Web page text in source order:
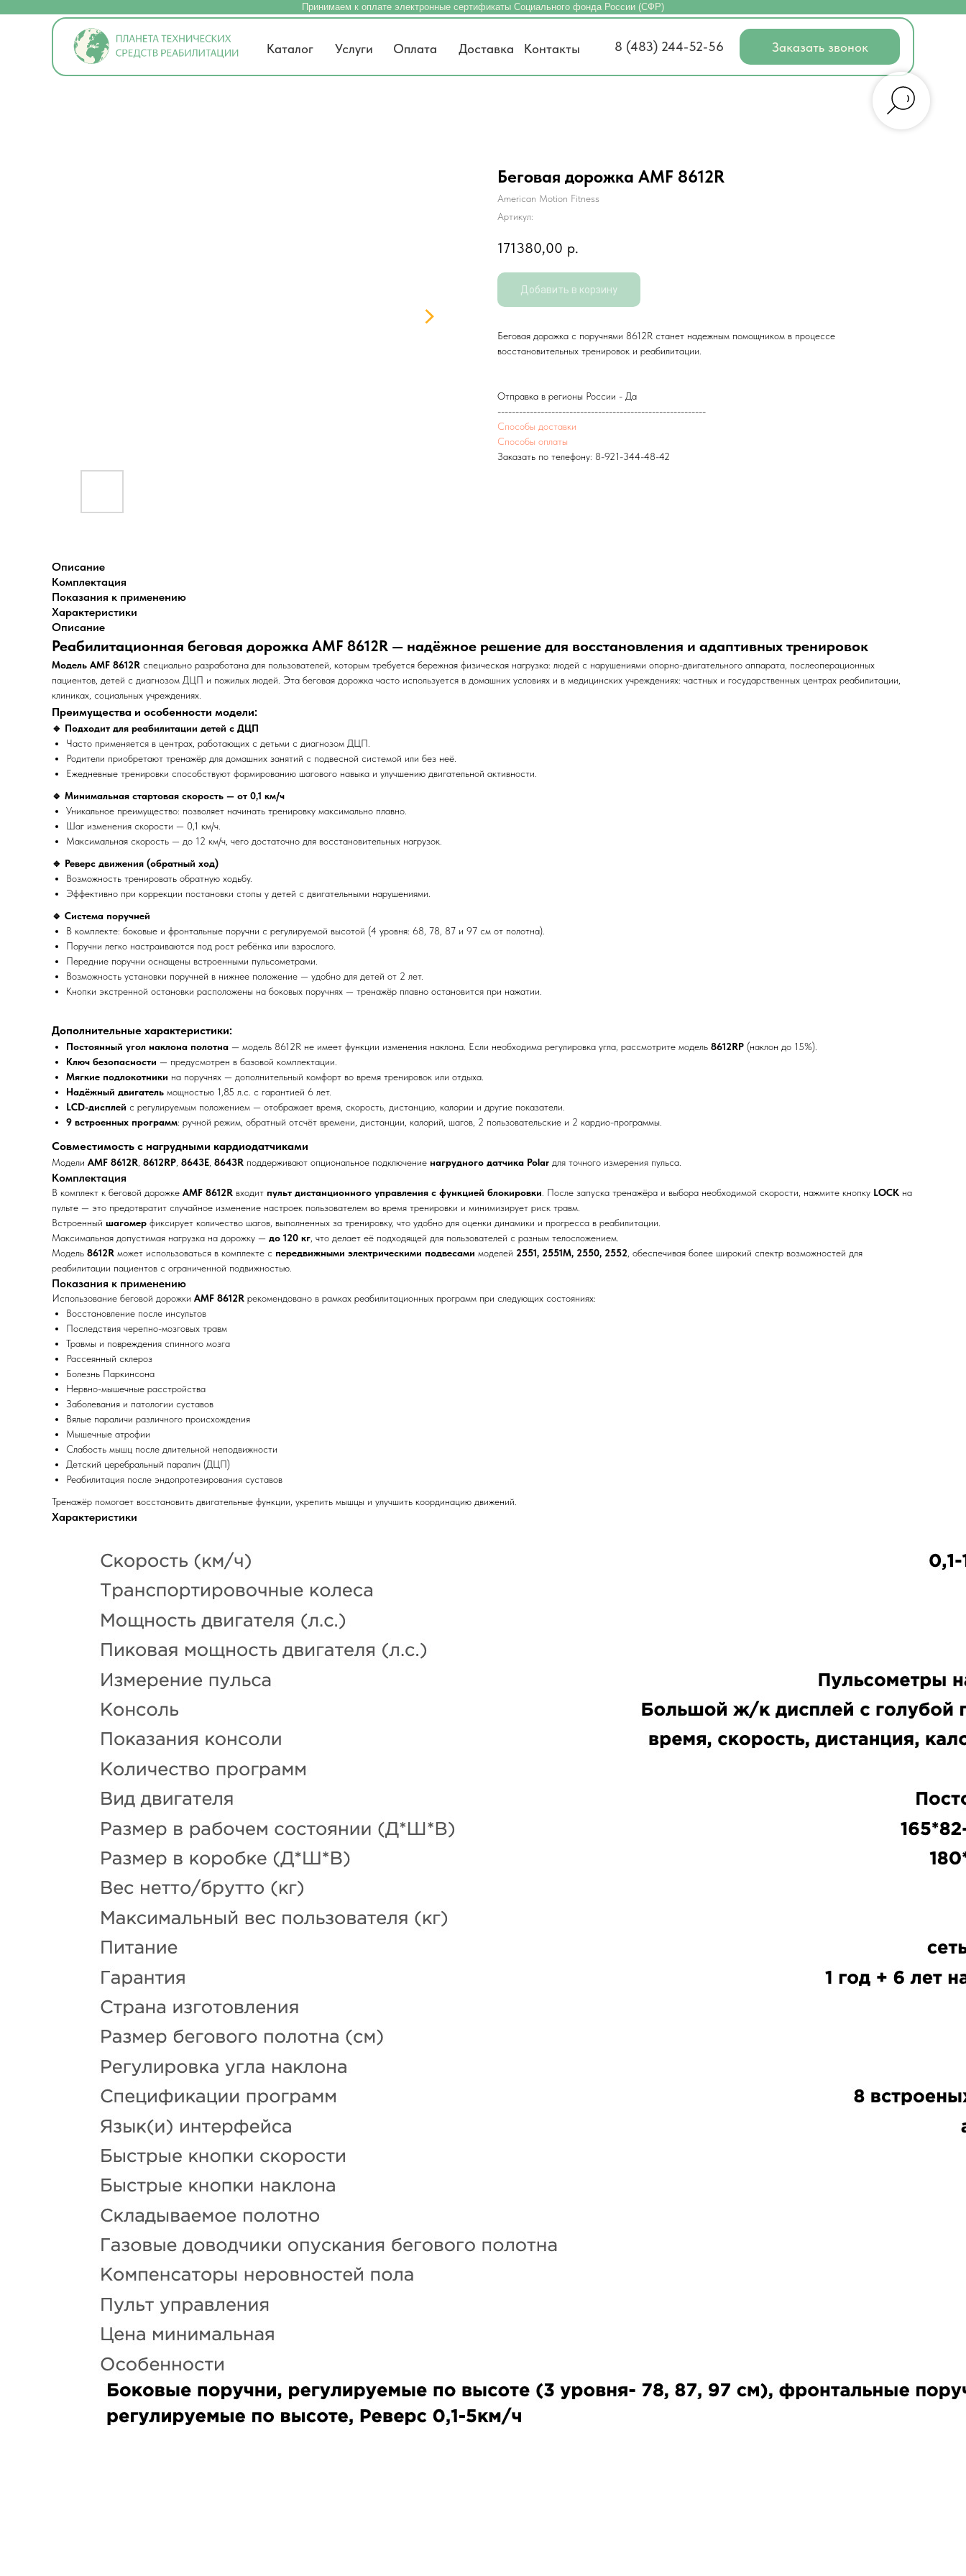
Принимаем к оплате электронные сертификаты Социального фонда России (СФР)
Заказать звонок
Доставка Контакты
Оплата
Услуги
Каталог 8 (483) 244-52-56
Беговая дорожка AMF 8612R
American Motion Fitness
Артикул:
171380,00 р.
Добавить в корзину
Беговая дорожка с поручнями 8612R станет надежным помощником в процессе
восстановительных тренировок и реабилитации.
Отправка в регионы России - Да
----------------------------------------------------------
Способы доставки
Способы оплаты
Заказать по телефону: 8-921-344-48-42
Описание
Комплектация
Показания к применению
Характеристики
Описание
Реабилитационная беговая дорожка AMF 8612R — надёжное решение для восстановления и адаптивных тренировок
Модель AMF 8612R специально разработана для пользователей, которым требуется бережная физическая нагрузка: людей с нарушениями опорно-двигательного аппарата, послеоперационных
пациентов, детей с диагнозом ДЦП и пожилых людей. Эта беговая дорожка часто используется в домашних условиях и в медицинских учреждениях: частных и государственных центрах реабилитации,
клиниках, социальных учреждениях.
Преимущества и особенности модели:
🔹 Подходит для реабилитации детей с ДЦП
Часто применяется в центрах, работающих с детьми с диагнозом ДЦП.
Родители приобретают тренажёр для домашних занятий с подвесной системой или без неё.
Ежедневные тренировки способствуют формированию шагового навыка и улучшению двигательной активности.
🔹 Минимальная стартовая скорость — от 0,1 км/ч
Уникальное преимущество: позволяет начинать тренировку максимально плавно.
Шаг изменения скорости — 0,1 км/ч.
Максимальная скорость — до 12 км/ч, чего достаточно для восстановительных нагрузок.
🔹 Реверс движения (обратный ход)
Возможность тренировать обратную ходьбу.
Эффективно при коррекции постановки стопы у детей с двигательными нарушениями.
🔹 Система поручней
В комплекте: боковые и фронтальные поручни с регулируемой высотой (4 уровня: 68, 78, 87 и 97 см от полотна).
Поручни легко настраиваются под рост ребёнка или взрослого.
Передние поручни оснащены встроенными пульсометрами.
Возможность установки поручней в нижнее положение — удобно для детей от 2 лет.
Кнопки экстренной остановки расположены на боковых поручнях — тренажёр плавно остановится при нажатии.
Дополнительные характеристики:
Постоянный угол наклона полотна — модель 8612R не имеет функции изменения наклона. Если необходима регулировка угла, рассмотрите модель 8612RP (наклон до 15%).
Ключ безопасности — предусмотрен в базовой комплектации.
Мягкие подлокотники на поручнях — дополнительный комфорт во время тренировок или отдыха.
Надёжный двигатель мощностью 1,85 л.с. с гарантией 6 лет.
LCD-дисплей с регулируемым положением — отображает время, скорость, дистанцию, калории и другие показатели.
9 встроенных программ: ручной режим, обратный отсчёт времени, дистанции, калорий, шагов, 2 пользовательские и 2 кардио-программы.
Совместимость с нагрудными кардиодатчиками
Модели AMF 8612R 8612RP 8643E 8643R поддерживают опциональное подключение нагрудного датчика Polar для точного измерения пульса.
Комплектация
В комплект к беговой дорожке AMF 8612R входит пульт дистанционного управления с функцией блокировки . После запуска тренажёра и выбора необходимой скорости, нажмите кнопку LOCK на
пульте — это предотвратит случайное изменение настроек пользователем во время тренировки и минимизирует риск травм.
Встроенный шагомер фиксирует количество шагов, выполненных за тренировку, что удобно для оценки динамики и прогресса в реабилитации.
Максимальная допустимая нагрузка на дорожку — до 120 кг , что делает её подходящей для пользователей с разным телосложением.
Модель 8612R может использоваться в комплекте с передвижными электрическими подвесами моделей 2551, 2551М, 2550, 2552 , обеспечивая более широкий спектр возможностей для
реабилитации пациентов с ограниченной подвижностью.
Показания к применению
Использование беговой дорожки AMF 8612R рекомендовано в рамках реабилитационных программ при следующих состояниях:
Восстановление после инсультов
Последствия черепно-мозговых травм
Травмы и повреждения спинного мозга
Рассеянный склероз
Болезнь Паркинсона
Нервно-мышечные расстройства
Заболевания и патологии суставов
Вялые параличи различного происхождения
Мышечные атрофии
Слабость мышц после длительной неподвижности
Детский церебральный паралич (ДЦП)
Реабилитация после эндопротезирования суставов
Тренажёр помогает восстановить двигательные функции, укрепить мышцы и улучшить координацию движений.
Характеристики